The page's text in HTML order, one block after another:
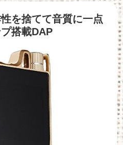
を捨てて音質に一点
搭載DAP